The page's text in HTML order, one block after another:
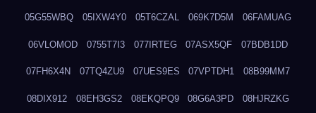
05G55WBQ 05IXW4Y0 05T6CZAL 069K7D5M 06FAMUAG
06VLOMOD 0755T7I3 077IRTEG 07ASX5QF 07BDB1DD
07FH6X4N 07TQ4ZU9 07UES9ES 07VPTDH1 08B99MM7
08DIX912 08EH3GS2 08EKQPQ9 08G6A3PD 08HJRZKG